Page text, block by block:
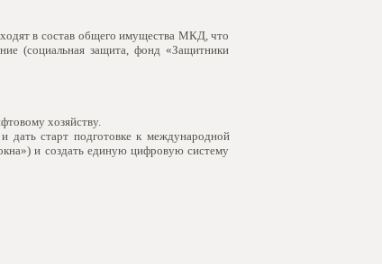
в состав общего имущества МКД, что
(социальная защита, фонд «Защитники
хозяйству.
старт подготовке к международной
и создать единую цифровую систему